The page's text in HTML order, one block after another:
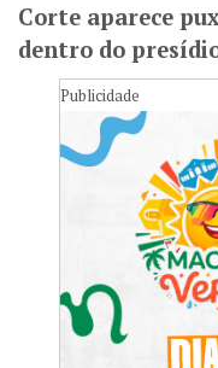
Corte aparece
dentro do
Publicidade